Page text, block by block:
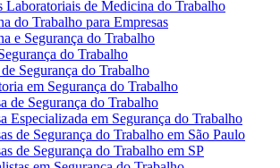
Laboratoriais de Medicina do Trabalho
do Trabalho para Empresas
e Segurança do Trabalho
do Trabalho
Segurança do Trabalho
em Segurança do Trabalho
de Segurança do Trabalho
Especializada em Segurança do Trabalho
de Segurança do Trabalho em São Paulo
de Segurança do Trabalho em SP